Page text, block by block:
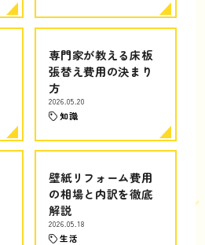
専門家が教える床板
張替え費用の決まり
方
2026.05.20
知識
壁紙リフォーム費用
の相場と内訳を徹底
解説
2026.05.18
生活